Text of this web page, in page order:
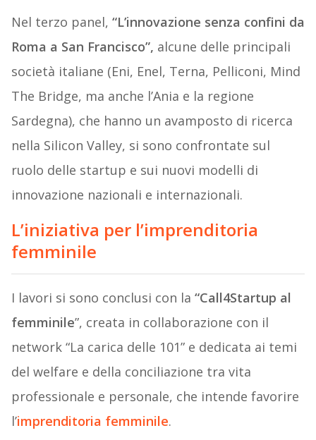
Nel terzo panel, “L’innovazione senza confini da
Roma a San Francisco”, alcune delle principali
società italiane (Eni, Enel, Terna, Pelliconi, Mind
The Bridge, ma anche l’Ania e la regione
Sardegna), che hanno un avamposto di ricerca
nella Silicon Valley, si sono confrontate sul
ruolo delle startup e sui nuovi modelli di
innovazione nazionali e internazionali.
L’iniziativa per l’imprenditoria
femminile
I lavori si sono conclusi con la “Call4Startup al
femminile”, creata in collaborazione con il
network “La carica delle 101” e dedicata ai temi
del welfare e della conciliazione tra vita
professionale e personale, che intende favorire
l’imprenditoria femminile.